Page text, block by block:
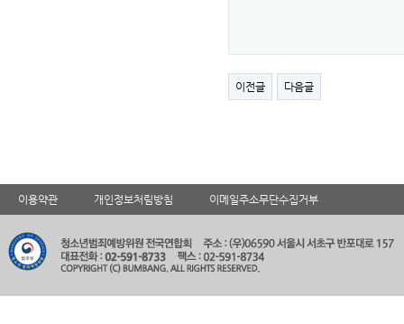
이전글 다음글
이용약관 개인정보처림방침 이메일주소무단수집거부